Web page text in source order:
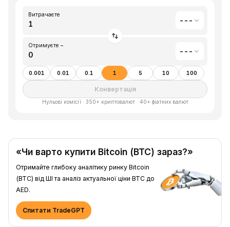
Витрачаєте
---
Отримуєте ~
---
0.001 0.01 0.1 1 5 10 100
Конвертація
Нульові комісії · 350+ криптовалют · 40+ фіатних валют
«Чи варто купити Bitcoin (BTC) зараз?»
Отримайте глибоку аналітику ринку Bitcoin
(BTC) від ШІ та аналіз актуальної ціни BTC до
AED.
Спитати TradeGPT